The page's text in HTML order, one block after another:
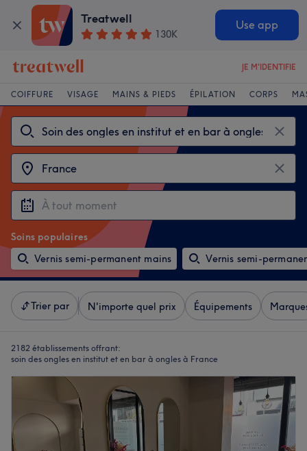
Treatwell
130K
Use app
JE M'IDENTIFIE
COIFFURE VISAGE MAINS & PIEDS ÉPILATION CORPS
Soins populaires
Vernis semi-permanent mains
Vernis semi-
Trier par N'importe quel prix Équipements
2182 établissements offrant:
soin des ongles en institut et en bar à ongles à France